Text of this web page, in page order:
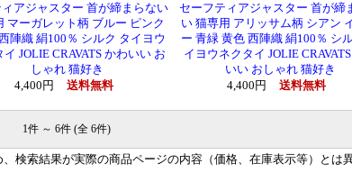
アジャスター 首が締まらない
マーガレット柄 ブルー ピンク
陣織 絹100％ シルク タイヨウ
イ JOLIE CRAVATS かわいい お
しゃれ 猫好き
4,400円
送料無料
セーフティアジャスター 首が締
い 猫専用 アリッサム柄 シアン
ー 青緑 黄色 西陣織 絹100％ シ
イヨウネクタイ JOLIE
いい おしゃれ 猫好き
4,400円
送料無料
1件 ～ 6件 (全 6件)
検索結果が実際の商品ページの内容（価格、在庫表示等）とは